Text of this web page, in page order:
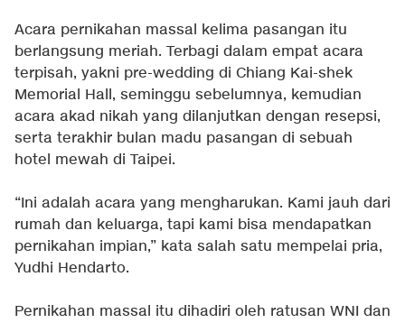
Acara pernikahan massal kelima pasangan itu
berlangsung meriah. Terbagi dalam empat acara
terpisah, yakni pre-wedding di Chiang Kai-shek
Memorial Hall, seminggu sebelumnya, kemudian
acara akad nikah yang dilanjutkan dengan resepsi,
serta terakhir bulan madu pasangan di sebuah
hotel mewah di Taipei.
“Ini adalah acara yang mengharukan. Kami jauh dari
rumah dan keluarga, tapi kami bisa mendapatkan
pernikahan impian,” kata salah satu mempelai pria,
Yudhi Hendarto.
Pernikahan massal itu dihadiri oleh ratusan WNI dan